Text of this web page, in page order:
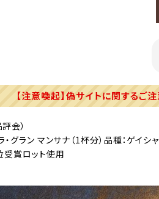
【注意喚起】偽サイトに関するご
会）
・グラン マンサナ（1杯分）品種：
賞ロット使用